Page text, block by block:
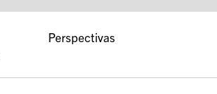
Perspectivas